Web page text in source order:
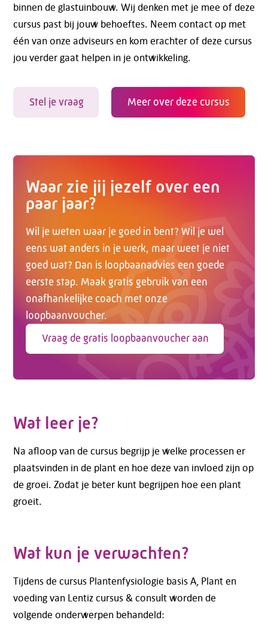
binnen de glastuinbouw. Wij denken met je mee of deze
cursus past bij jouw behoeftes. Neem contact op met
één van onze adviseurs en kom erachter of deze cursus
jou verder gaat helpen in je ontwikkeling.
Stel je vraag Meer over deze cursus
Waar zie jij jezelf over een
paar jaar?
Wil je weten waar je goed in bent? Wil je wel
eens wat anders in je werk, maar weet je niet
goed wat? Dan is loopbaanadvies een goede
eerste stap. Maak gratis gebruik van een
onafhankelijke coach met onze
loopbaanvoucher.
Vraag de gratis loopbaanvoucher aan
Wat leer je?
Na afloop van de cursus begrijp je welke processen er
plaatsvinden in de plant en hoe deze van invloed zijn op
de groei. Zodat je beter kunt begrijpen hoe een plant
groeit.
Wat kun je verwachten?
Tijdens de cursus Plantenfysiologie basis A, Plant en
voeding van Lentiz cursus & consult worden de
volgende onderwerpen behandeld: